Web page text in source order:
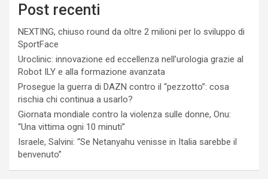
Post recenti
NEXTING, chiuso round da oltre 2 milioni per lo sviluppo di
SportFace
Uroclinic: innovazione ed eccellenza nell’urologia grazie al
Robot ILY e alla formazione avanzata
Prosegue la guerra di DAZN contro il “pezzotto”: cosa
rischia chi continua a usarlo?
Giornata mondiale contro la violenza sulle donne, Onu:
“Una vittima ogni 10 minuti”
Israele, Salvini: “Se Netanyahu venisse in Italia sarebbe il
benvenuto”